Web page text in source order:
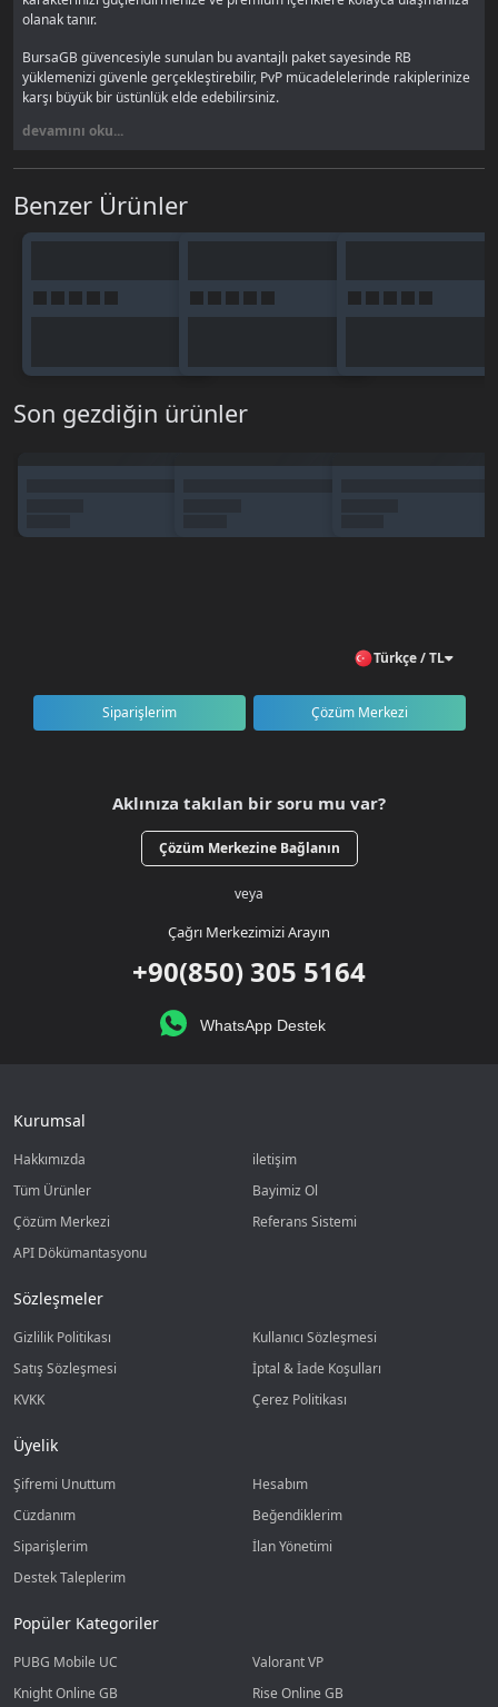
olanak tanır.
BursaGB güvencesiyle sunulan bu avantajlı paket sayesinde RB
yüklemenizi güvenle gerçekleştirebilir, PvP mücadelelerinde rakiplerinize
karşı büyük bir üstünlük elde edebilirsiniz.
RB ile Neler Yapabilirsiniz?
Ekipman ve item satın alma
Premium hizmetlerden yararlanma
Etkinlik paketleri
BursaGB’den ORACLE RB Neden
⚡ Hızlı teslimat
🔐 Güvenli ödeme altyapısı
Ürünü sepete ekleyerek ödeme işlemini tamamlayın.
devamını oku...
Benzer Ürünler
Son gezdiğin ürünler
Türkçe / TL
Siparişlerim Çözüm Merkezi
Aklınıza takılan bir soru mu var?
Çözüm Merkezine Bağlanın
veya
Çağrı Merkezimizi Arayın
+90(850) 305 5164
WhatsApp Destek
Kurumsal
Hakkımızda
iletişim
Tüm Ürünler
Bayimiz Ol
Çözüm Merkezi
Referans Sistemi
API Dökümantasyonu
Sözleşmeler
Gizlilik Politikası
Kullanıcı Sözleşmesi
Satış Sözleşmesi
İptal & İade Koşulları
KVKK
Çerez Politikası
Üyelik
Şifremi Unuttum
Hesabım
Cüzdanım
Beğendiklerim
Siparişlerim
İlan Yönetimi
Destek Taleplerim
Popüler Kategoriler
PUBG Mobile UC
Valorant VP
Knight Online GB
Rise Online GB